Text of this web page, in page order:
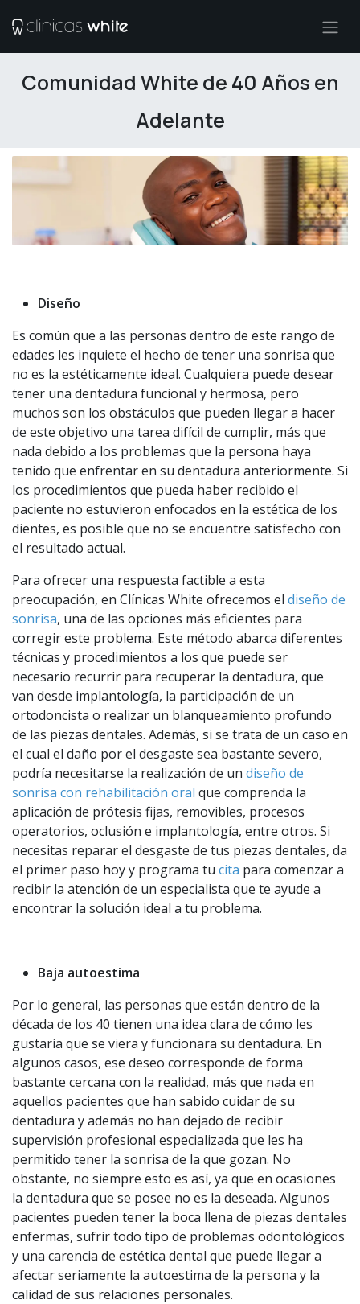
Comunidad White de 40 Años en
Adelante
Diseño
Es común que a las personas dentro de este rango de
edades les inquiete el hecho de tener una sonrisa que
no es la estéticamente ideal. Cualquiera puede desear
tener una dentadura funcional y hermosa, pero
muchos son los obstáculos que pueden llegar a hacer
de este objetivo una tarea difícil de cumplir, más que
nada debido a los problemas que la persona haya
tenido que enfrentar en su dentadura anteriormente. Si
los procedimientos que pueda haber recibido el
paciente no estuvieron enfocados en la estética de los
dientes, es posible que no se encuentre satisfecho con
el resultado actual.
Para ofrecer una respuesta factible a esta
preocupación, en Clínicas White ofrecemos el diseño de
sonrisa, una de las opciones más eficientes para
corregir este problema. Este método abarca diferentes
técnicas y procedimientos a los que puede ser
necesario recurrir para recuperar la dentadura, que
van desde implantología, la participación de un
ortodoncista o realizar un blanqueamiento profundo
de las piezas dentales. Además, si se trata de un caso en
el cual el daño por el desgaste sea bastante severo,
podría necesitarse la realización de un diseño de
sonrisa con rehabilitación oral que comprenda la
aplicación de prótesis fijas, removibles, procesos
operatorios, oclusión e implantología, entre otros. Si
necesitas reparar el desgaste de tus piezas dentales, da
el primer paso hoy y programa tu cita para comenzar a
recibir la atención de un especialista que te ayude a
encontrar la solución ideal a tu problema.
Baja autoestima
Por lo general, las personas que están dentro de la
década de los 40 tienen una idea clara de cómo les
gustaría que se viera y funcionara su dentadura. En
algunos casos, ese deseo corresponde de forma
bastante cercana con la realidad, más que nada en
aquellos pacientes que han sabido cuidar de su
dentadura y además no han dejado de recibir
supervisión profesional especializada que les ha
permitido tener la sonrisa de la que gozan. No
obstante, no siempre esto es así, ya que en ocasiones
la dentadura que se posee no es la deseada. Algunos
pacientes pueden tener la boca llena de piezas dentales
enfermas, sufrir todo tipo de problemas odontológicos
y una carencia de estética dental que puede llegar a
afectar seriamente la autoestima de la persona y la
calidad de sus relaciones personales.